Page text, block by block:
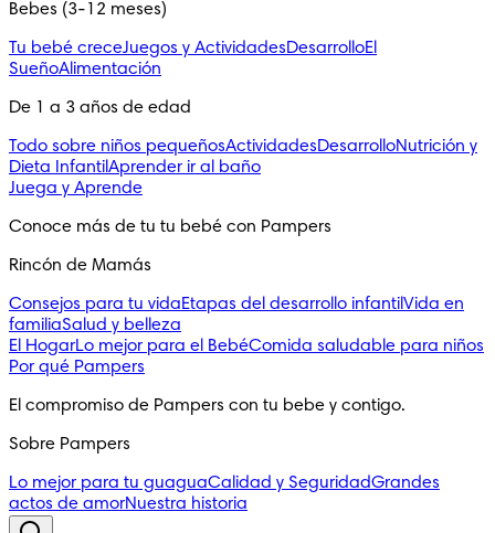
Bebes (3-12 meses)
Tu bebé creceJuegos y ActividadesDesarrolloEl
SueñoAlimentación
De 1 a 3 años de edad
Todo sobre niños pequeñosActividadesDesarrolloNutrición y
Dieta InfantilAprender ir al baño
Juega y Aprende
Conoce más de tu tu bebé con Pampers
Rincón de Mamás
Consejos para tu vidaEtapas del desarrollo infantilVida en
familiaSalud y belleza
El HogarLo mejor para el BebéComida saludable para niños
Por qué Pampers
El compromiso de Pampers con tu bebe y contigo.
Sobre Pampers
Lo mejor para tu guaguaCalidad y SeguridadGrandes
actos de amorNuestra historia